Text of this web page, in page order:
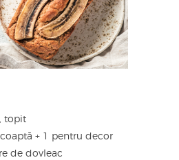
topit
coaptă + 1 pentru decor
de dovleac